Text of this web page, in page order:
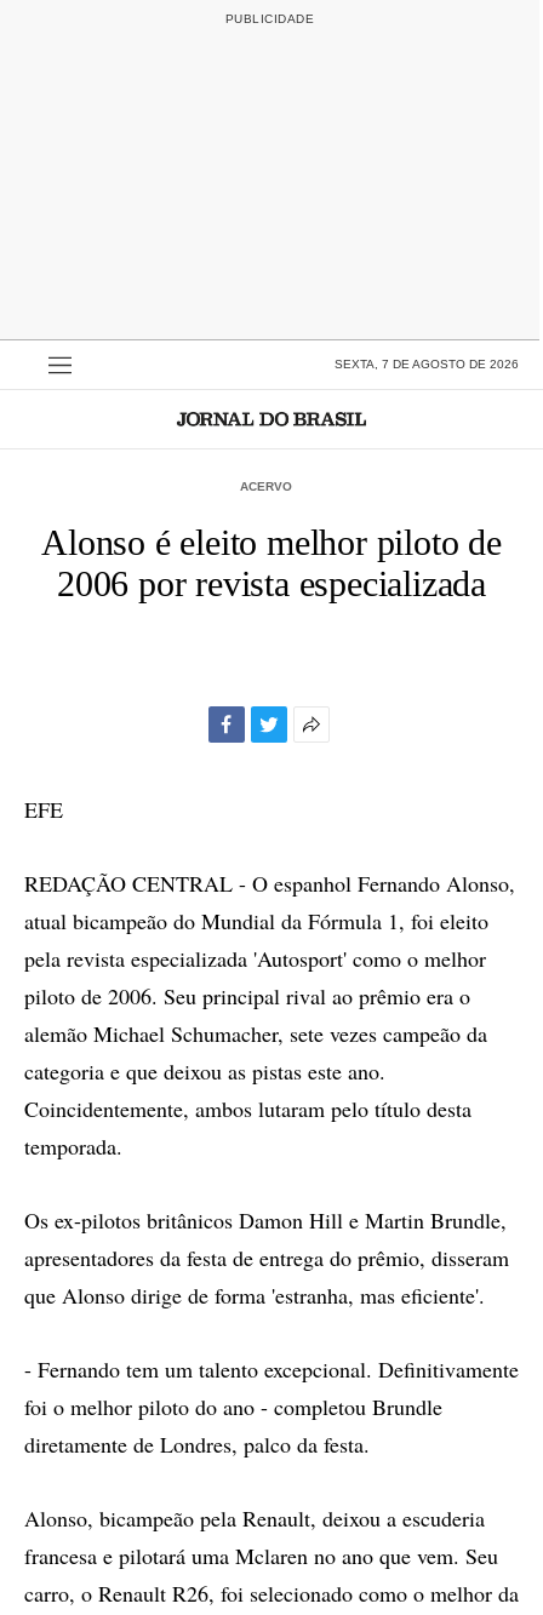
SEXTA, 7 DE AGOSTO DE 2026
ACERVO
Alonso é eleito melhor piloto de
2006 por revista especializada
EFE
REDAÇÃO CENTRAL - O espanhol Fernando Alonso,
atual bicampeão do Mundial da Fórmula 1, foi eleito
pela revista especializada 'Autosport' como o melhor
piloto de 2006. Seu principal rival ao prêmio era o
alemão Michael Schumacher, sete vezes campeão da
categoria e que deixou as pistas este ano.
Coincidentemente, ambos lutaram pelo título desta
temporada.
Os ex-pilotos britânicos Damon Hill e Martin Brundle,
apresentadores da festa de entrega do prêmio, disseram
que Alonso dirige de forma 'estranha, mas eficiente'.
- Fernando tem um talento excepcional. Definitivamente
foi o melhor piloto do ano - completou Brundle
diretamente de Londres, palco da festa.
Alonso, bicampeão pela Renault, deixou a escuderia
francesa e pilotará uma Mclaren no ano que vem. Seu
carro, o Renault R26, foi selecionado como o melhor da